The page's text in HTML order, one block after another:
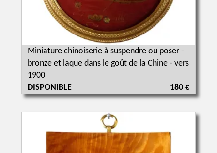
Miniature chinoiserie à suspendre ou poser -
bronze et laque dans le goût de la Chine - vers
1900
DISPONIBLE
180 €